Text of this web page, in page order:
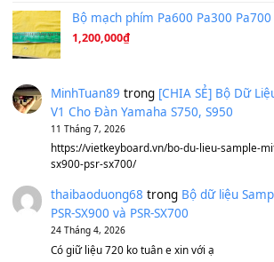
Ta Sẽ Trở Lại (8.155)
Ông Hoàng Bảy
Avenged Sevenfold - Buried Alive (8.109)
Sản phẩm dành cho bạn
BEND 4 CHIỀU MTP-5F
Bánh xe Pa600 Pa900
500,000 ₫